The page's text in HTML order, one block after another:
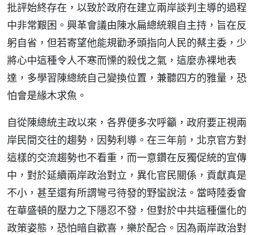
批評始終存在，以致於政府在建立兩岸談判主導的過程
中非常艱困。興革會議由陳水扁總統親自主持，旨在反
躬自省，但若寄望他能規勸矛頭指向人民的蔡主委，少
將心中這種令人不寒而慄的殺伐之氣，這麼赤裸地表
達，多學習陳總統自己變換位置，兼聽四方的雅量，恐
怕會是緣木求魚。
自從陳總統主政以來，各界便多次呼籲，政府要正視兩
岸民間交往的趨勢，因勢利導。在三年前，北京官方對
這樣的交流趨勢也不看重，而一意鑽在反獨促統的宣傳
中，對於延續兩岸政治對立，異化官民關係，貢獻真是
不小，甚至還有所謂彎弓待發的野蠻說法。當時陸委會
在華盛頓的壓力之下隱忍不發，但對於中共這種僵化的
政策姿態，恐怕暗自歡喜，樂於配合。因為兩岸政治對